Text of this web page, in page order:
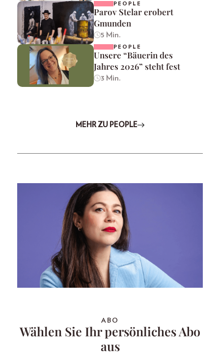
PEOPLE
Parov Stelar erobert
Gmunden
5 Min.
PEOPLE
Unsere “Bäuerin des
Jahres 2026” steht fest
3 Min.
MEHR ZU PEOPLE
ABO
Wählen Sie Ihr persönliches Abo
aus